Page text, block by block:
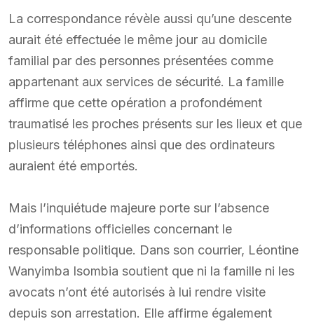
La correspondance révèle aussi qu’une descente
aurait été effectuée le même jour au domicile
familial par des personnes présentées comme
appartenant aux services de sécurité. La famille
affirme que cette opération a profondément
traumatisé les proches présents sur les lieux et que
plusieurs téléphones ainsi que des ordinateurs
auraient été emportés.
Mais l’inquiétude majeure porte sur l’absence
d’informations officielles concernant le
responsable politique. Dans son courrier, Léontine
Wanyimba Isombia soutient que ni la famille ni les
avocats n’ont été autorisés à lui rendre visite
depuis son arrestation. Elle affirme également